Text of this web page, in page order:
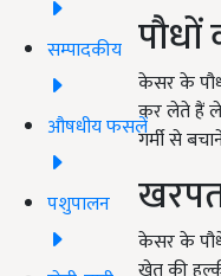
सम्पादकीय
औषधीय फसलें
पशुपालन
केसर के
कर लेते हैं
गर्मी से
केसर के